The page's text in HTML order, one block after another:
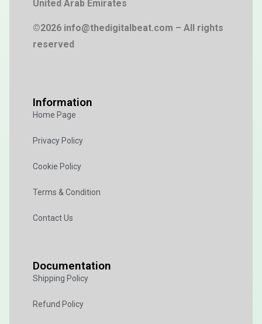
United Arab Emirates
©2026 info@thedigitalbeat.com – All rights
reserved
Information
Home Page
Privacy Policy
Cookie Policy
Terms & Condition
Contact Us
Documentation
Shipping Policy
Refund Policy